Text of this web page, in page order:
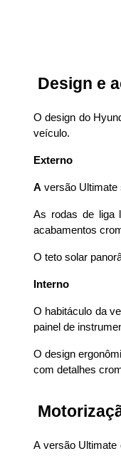
Design e
O design do
veículo.
Externo
A versão Ultimate
As rodas de liga
acabamentos
O teto solar
Interno
O habitáculo da
painel de
O design
com detalhes
A versão Ultimate